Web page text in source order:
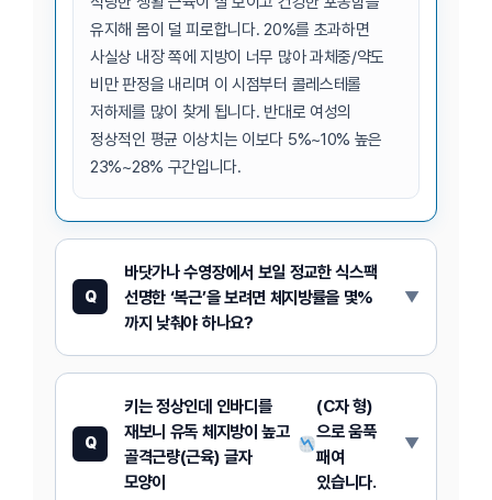
유지해 몸이 덜 피로합니다. 20%를 초과하면
사실상 내장 쪽에 지방이 너무 많아 과체중/약도
비만 판정을 내리며 이 시점부터 콜레스테롤
저하제를 많이 찾게 됩니다. 반대로 여성의
정상적인 평균 이상치는 이보다 5%~10% 높은
23%~28% 구간입니다.
Q
바닷가나 수영장에서 보일 정교한 식스팩
선명한 ‘복근’을 보려면 체지방률을 몇%
까지 낮춰야 하나요?
Q
키는 정상인데 인바디를
재보니 유독 체지방이 높고
골격근량(근육) 글자
모양이
(C자 형)
으로 움푹
패여
있습니다.